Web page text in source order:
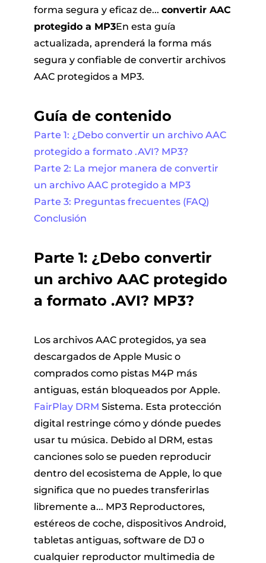
forma segura y eficaz de... convertir AAC
protegido a MP3En esta guía
actualizada, aprenderá la forma más
segura y confiable de convertir archivos
AAC protegidos a MP3.
Guía de contenido
Parte 1: ¿Debo convertir un archivo AAC
protegido a formato .AVI? MP3?
Parte 2: La mejor manera de convertir
un archivo AAC protegido a MP3
Parte 3: Preguntas frecuentes (FAQ)
Conclusión
Parte 1: ¿Debo convertir
un archivo AAC protegido
a formato .AVI? MP3?
Los archivos AAC protegidos, ya sea
descargados de Apple Music o
comprados como pistas M4P más
antiguas, están bloqueados por Apple.
FairPlay DRM Sistema. Esta protección
digital restringe cómo y dónde puedes
usar tu música. Debido al DRM, estas
canciones solo se pueden reproducir
dentro del ecosistema de Apple, lo que
significa que no puedes transferirlas
libremente a... MP3 Reproductores,
estéreos de coche, dispositivos Android,
tabletas antiguas, software de DJ o
cualquier reproductor multimedia de